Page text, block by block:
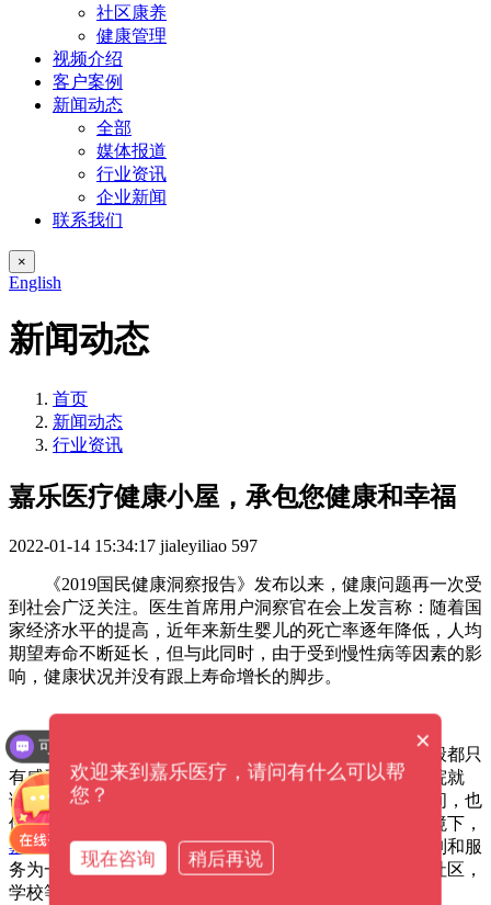
社区康养
健康管理
视频介绍
客户案例
新闻动态
全部
媒体报道
行业资讯
企业新闻
联系我们
×
English
新闻动态
首页
新闻动态
行业资讯
嘉乐医疗健康小屋，承包您健康和幸福
2022-01-14 15:34:17 jialeyiliao 597
《2019国民健康洞察报告》发布以来，健康问题再一次受
到社会广泛关注。医生首席用户洞察官在会上发言称：随着国
家经济水平的提高，近年来新生婴儿的死亡率逐年降低，人均
期望寿命不断延长，但与此同时，由于受到慢性病等因素的影
响，健康状况并没有跟上寿命增长的脚步。
步入21世纪以来，生活节奏越来越快，大多数人一般都只
有感受到身体病痛达到了不能承受的程度时才选择去医院就
诊，而同时各大医院人满为患，从预约到挂号耗费的时间，也
使得看病难成为一个无法回避的问题。在这样的市场环境下，
嘉乐医疗另辟蹊径，开创了集医疗保健，预防，产品定制和服
务为一体的专业性健康服务体系——嘉乐健康小屋，从社区，
学校等各个角落当中保护您和家人的健康。
可以提供解决方案吗？ ×
欢迎来到嘉乐医疗，请问有什么可以帮
您？
现在咨询 稍后再说